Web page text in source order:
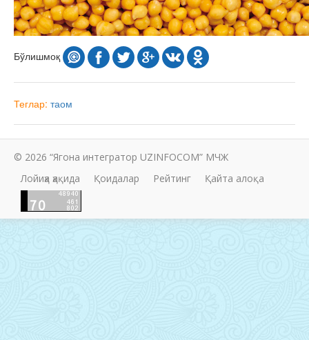
Бўлишмоқ
Теглар: таом
© 2026 “Ягона интегратор UZINFOCOM” МЧЖ
Лойиҳа ҳақида
Қоидалар Рейтинг Қайта алоқа